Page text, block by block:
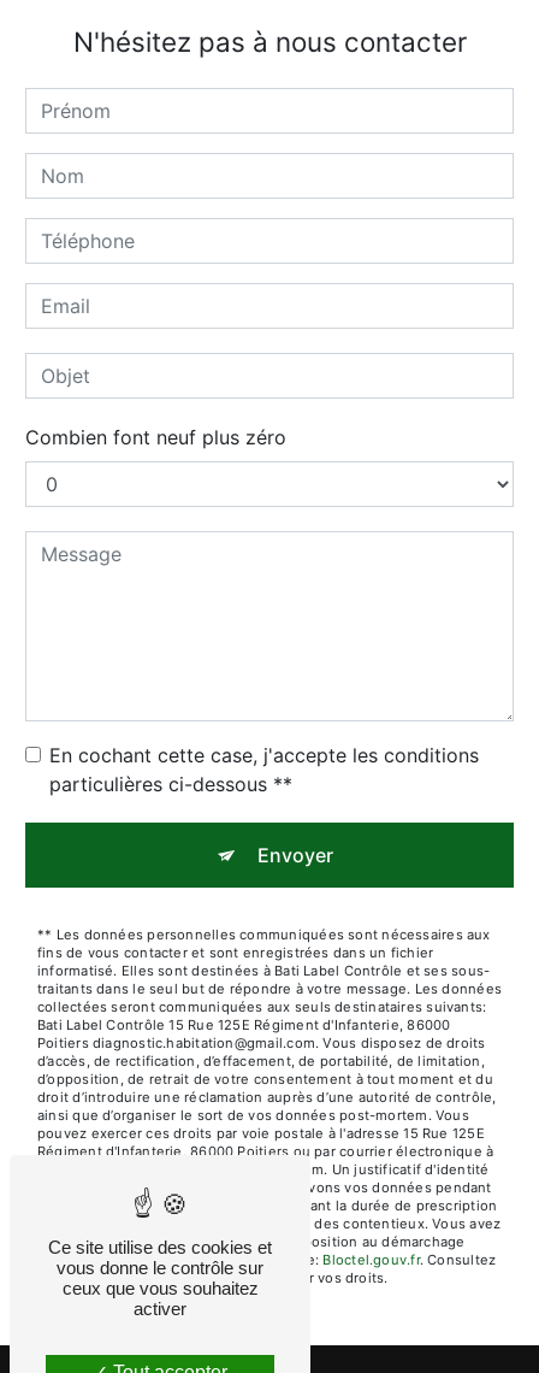
N'hésitez pas à nous contacter
Combien font neuf plus zéro
En cochant cette case, j'accepte les conditions
particulières ci-dessous **
Envoyer
** Les données personnelles communiquées sont nécessaires aux
fins de vous contacter et sont enregistrées dans un fichier
informatisé. Elles sont destinées à Bati Label Contrôle et ses sous-
traitants dans le seul but de répondre à votre message. Les données
collectées seront communiquées aux seuls destinataires suivants:
Bati Label Contrôle 15 Rue 125E Régiment d'Infanterie, 86000
Poitiers diagnostic.habitation@gmail.com. Vous disposez de droits
d’accès, de rectification, d’effacement, de portabilité, de limitation,
d’opposition, de retrait de votre consentement à tout moment et du
droit d’introduire une réclamation auprès d’une autorité de contrôle,
ainsi que d’organiser le sort de vos données post-mortem. Vous
pouvez exercer ces droits par voie postale à l'adresse 15 Rue 125E
Régiment d'Infanterie, 86000 Poitiers ou par courrier électronique à
l'adresse diagnostic.habitation@gmail.com. Un justificatif d'identité
pourra vous être demandé. Nous conservons vos données pendant
la période de prise de contact puis pendant la durée de prescription
légale aux fins probatoires et de gestion des contentieux. Vous avez
le droit de vous inscrire sur la liste d'opposition au démarchage
téléphonique, disponible à cette adresse:
Bloctel.gouv.fr. Consultez
le site cnil.fr pour plus d’informations sur vos droits.
Ce site utilise des cookies et
vous donne le contrôle sur
ceux que vous souhaitez
activer